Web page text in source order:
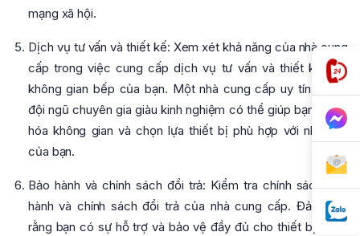
mạng xã hội.
Dịch vụ tư vấn và thiết kế: Xem xét khả năng của nhà cung
cấp trong việc cung cấp dịch vụ tư vấn và thiết kế cho
không gian bếp của bạn. Một nhà cung cấp uy tín sẽ có
đội ngũ chuyên gia giàu kinh nghiệm có thể giúp bạn tối ưu
hóa không gian và chọn lựa thiết bị phù hợp với nhu cầu
của bạn.
Bảo hành và chính sách đổi trả: Kiểm tra chính sách bảo
hành và chính sách đổi trả của nhà cung cấp. Đảm bảo
rằng bạn có sự hỗ trợ và bảo vệ đầy đủ cho thiết bị trong